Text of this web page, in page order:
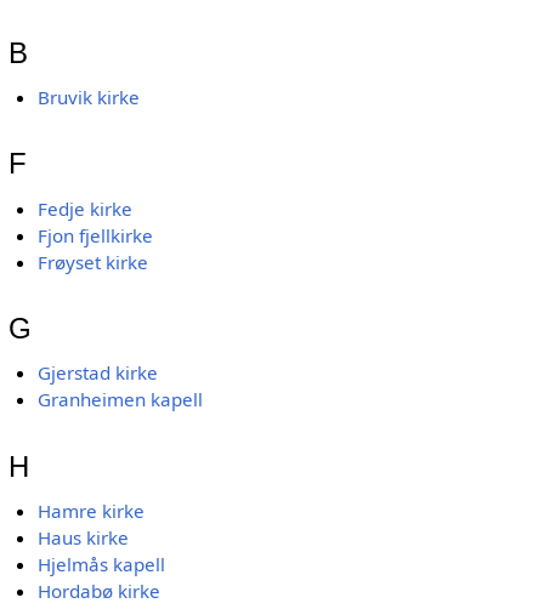
B
Bruvik kirke
F
Fedje kirke
Fjon fjellkirke
Frøyset kirke
G
Gjerstad kirke
Granheimen kapell
H
Hamre kirke
Haus kirke
Hjelmås kapell
Hordabø kirke